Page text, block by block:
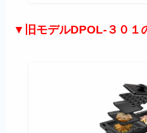
▼旧モデルDPOL-３０１